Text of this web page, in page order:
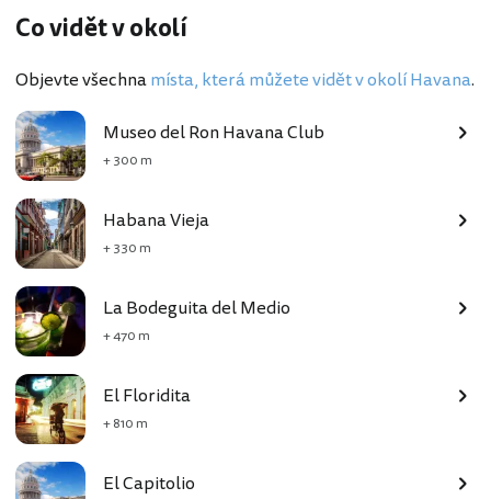
Co vidět v okolí
Objevte všechnamísta, která můžete vidět v okolí Havana.
Museo del Ron Havana Club
+ 300 m
Habana Vieja
+ 330 m
La Bodeguita del Medio
+ 470 m
El Floridita
+ 810 m
El Capitolio